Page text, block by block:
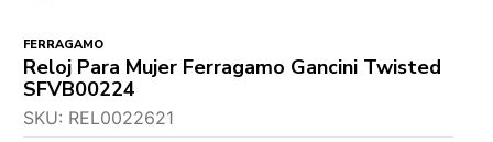
FERRAGAMO
Reloj Para Mujer Ferragamo Gancini Twisted
SFVB00224
SKU: REL0022621